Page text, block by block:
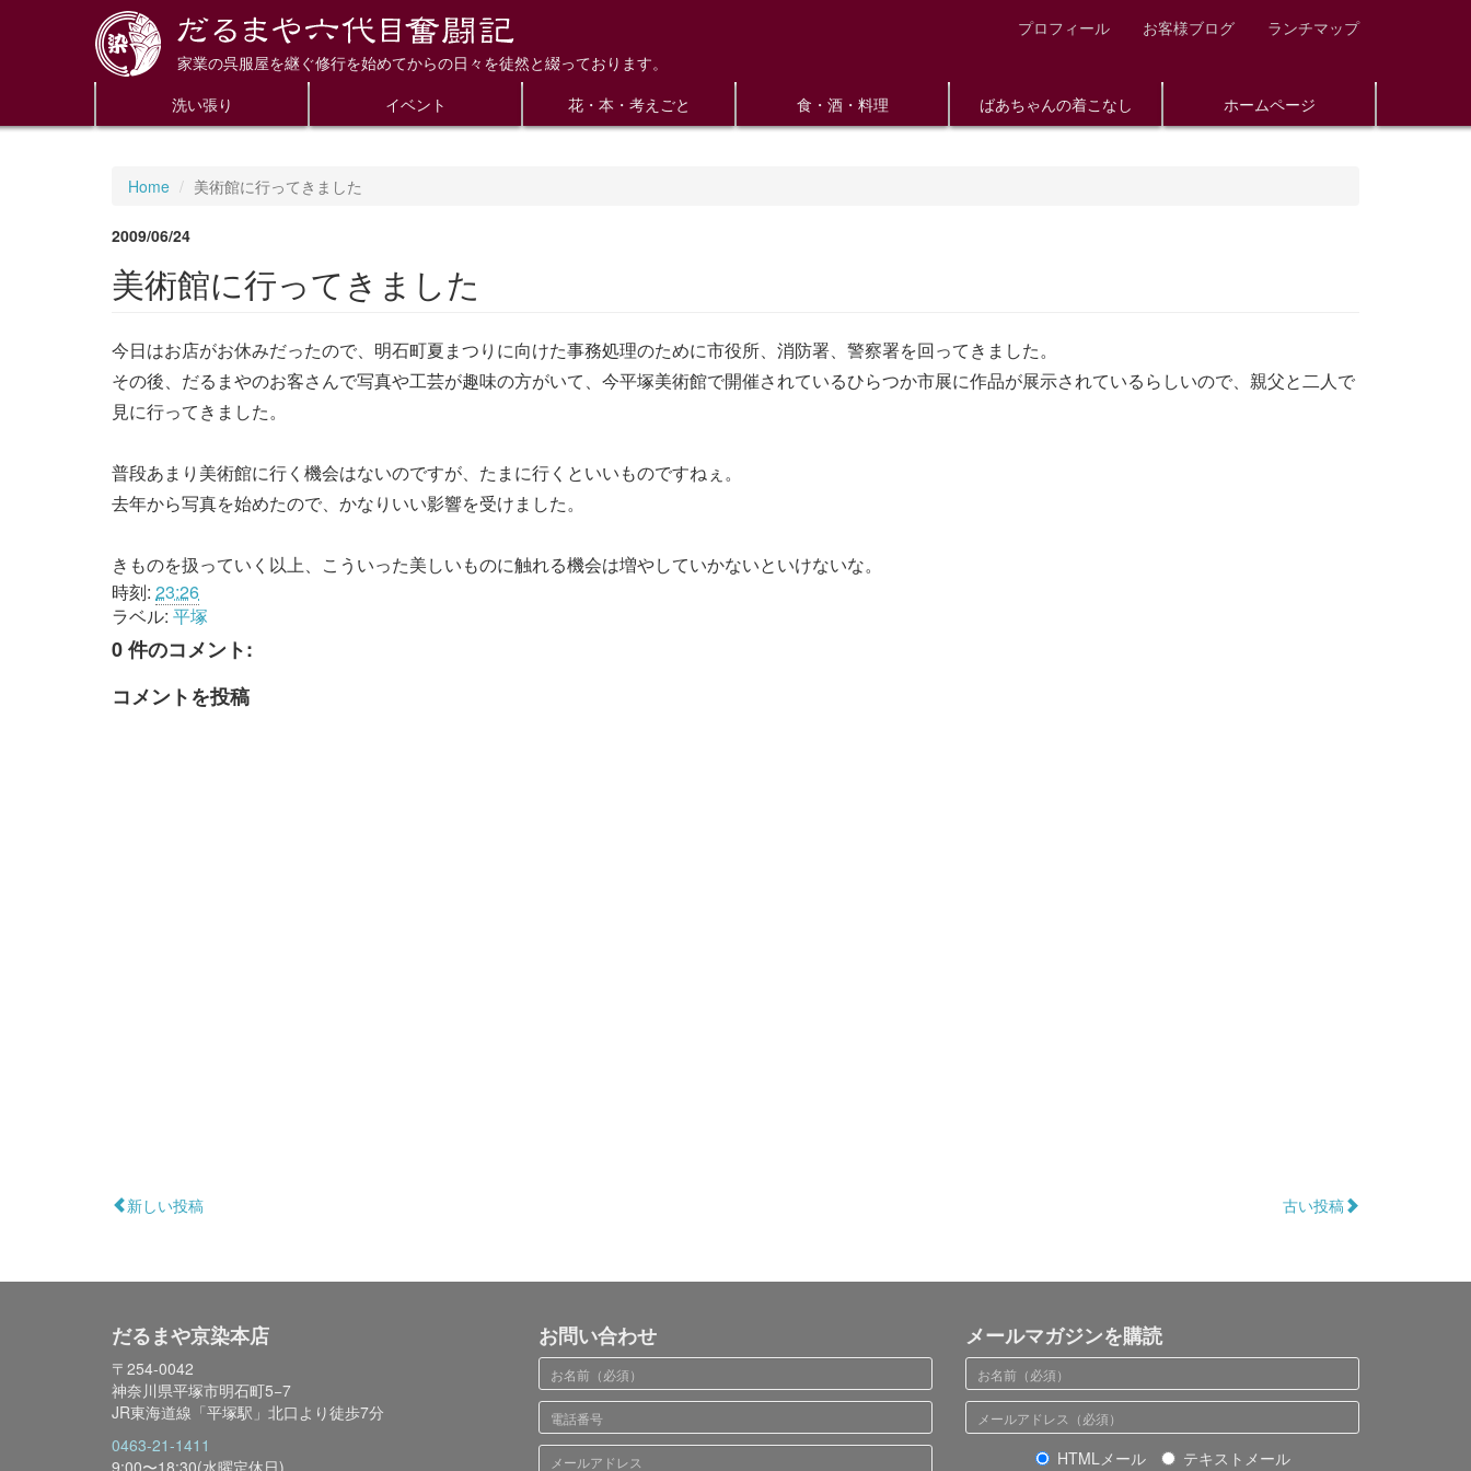
家業の呉服屋を継ぐ修行を始めてからの日々を徒然と綴っております。
プロフィール お客様ブログ ランチマップ
洗い張り イベント 花・本・考えごと 食・酒・料理 ばあちゃんの着こなし ホームページ
Home 美術館に行ってきました
2009/06/24
美術館に行ってきました
今日はお店がお休みだったので、明石町夏まつりに向けた事務処理のために市役所、消防署、警察署を回ってきました。
その後、だるまやのお客さんで写真や工芸が趣味の方がいて、今平塚美術館で開催されているひらつか市展に作品が展示されているらしいので、親父と二人で
見に行ってきました。
普段あまり美術館に行く機会はないのですが、たまに行くといいものですねぇ。
去年から写真を始めたので、かなりいい影響を受けました。
きものを扱っていく以上、こういった美しいものに触れる機会は増やしていかないといけないな。
時刻: 23:26
ラベル: 平塚
0 件のコメント:
コメントを投稿
新しい投稿 古い投稿
だるまや京染本店
〒254-0042
神奈川県平塚市明石町5−7
JR東海道線「平塚駅」北口より徒歩7分
0463-21-1411
9:00〜18:30(水曜定休日)
お問い合わせ メールマガジンを購読
HTMLメール テキストメール